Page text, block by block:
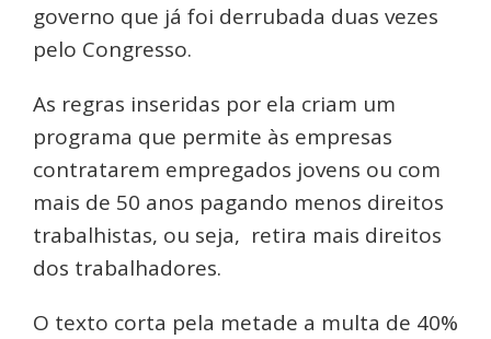
governo que já foi derrubada duas vezes
pelo Congresso.
As regras inseridas por ela criam um
programa que permite às empresas
contratarem empregados jovens ou com
mais de 50 anos pagando menos direitos
trabalhistas, ou seja, retira mais direitos
dos trabalhadores.
O texto corta pela metade a multa de 40%